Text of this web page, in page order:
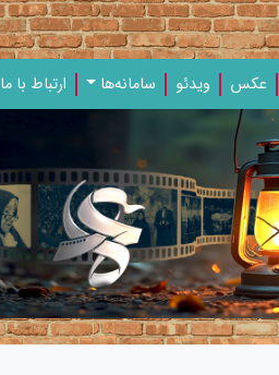
عکس ویدئو سامانه‌ها ارتباط با ما